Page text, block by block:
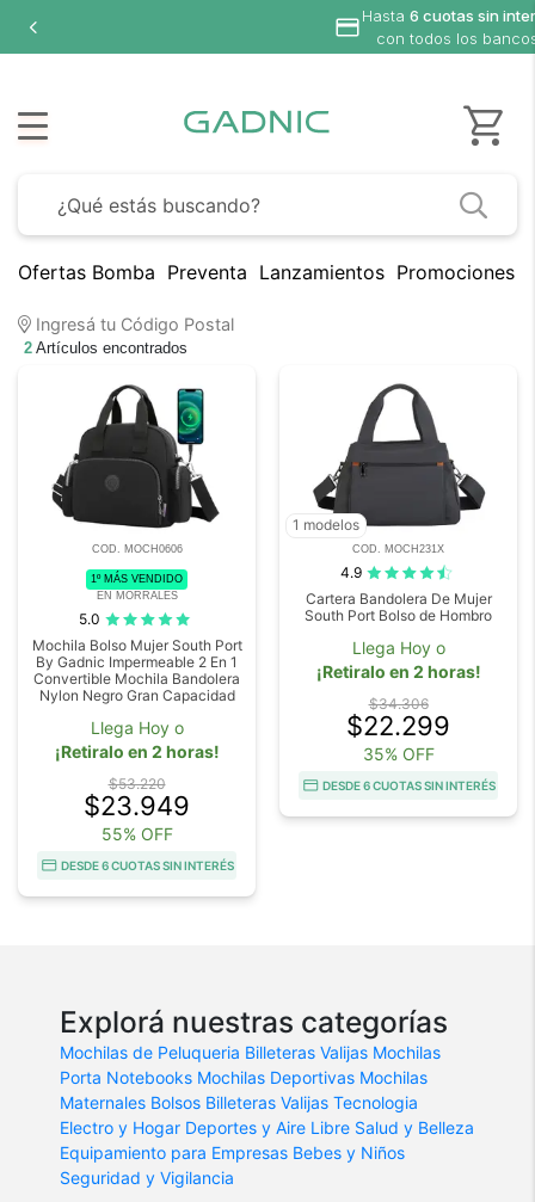
Hasta 6 cuotas sin
con todos los
Ofertas Bomba Preventa Lanzamientos Promociones
Ingresá tu Código Postal
2 Artículos encontrados
COD. MOCH0606
1º MÁS VENDIDO
EN MORRALES
5.0
Mochila Bolso Mujer South Port
By Gadnic Impermeable 2 En 1
Convertible Mochila Bandolera
Nylon Negro Gran Capacidad
Llega Hoy o
¡Retiralo en 2 horas!
$53.220
$23.949
55% OFF
DESDE 6 CUOTAS SIN INTERÉS
1 modelos
COD. MOCH231X
4.9
Cartera Bandolera De Mujer
South Port Bolso de Hombro
Llega Hoy o
¡Retiralo en 2 horas!
$34.306
$22.299
35% OFF
DESDE 6 CUOTAS SIN INTERÉS
Explorá nuestras categorías
Mochilas de Peluqueria Billeteras Valijas Mochilas
Porta Notebooks Mochilas Deportivas Mochilas
Maternales Bolsos Billeteras Valijas Tecnologia
Electro y Hogar Deportes y Aire Libre Salud y Belleza
Equipamiento para Empresas Bebes y Niños
Seguridad y Vigilancia